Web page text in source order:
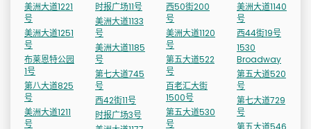
美洲大道1221
号
美洲大道1251
号
布莱恩特公园
1号
第八大道825
号
美洲大道1211
号
时报广场11号
美洲大道1133
号
美洲大道1185
号
第七大道745
号
西42街11号
时报广场3号
西50街200
号
美洲大道1120
号
第五大道522
号
百老汇大街
1500号
第五大道530
号
美洲大道1140
号
西44街19号
1530
Broadway
第五大道520
号
第七大道729
号
第五大道546